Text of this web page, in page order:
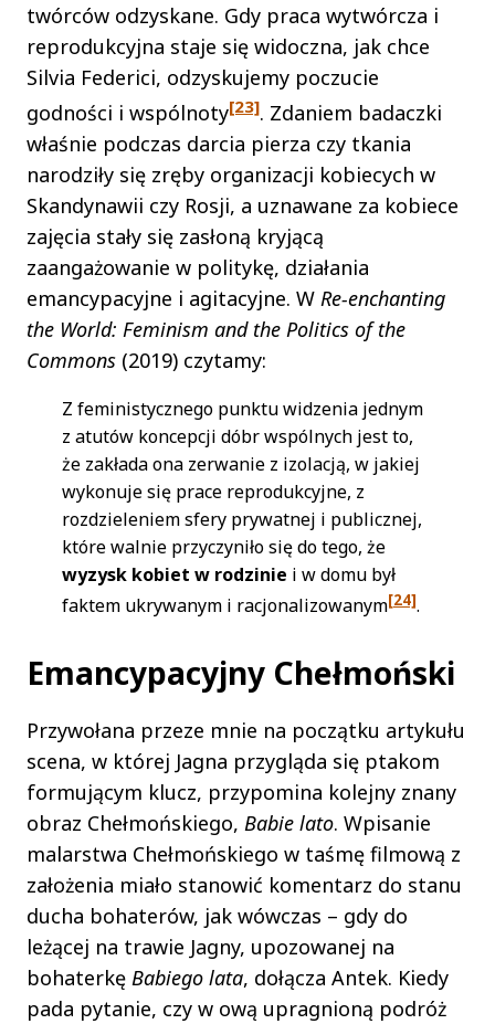
twórców odzyskane. Gdy praca wytwórcza i
reprodukcyjna staje się widoczna, jak chce
Silvia Federici, odzyskujemy poczucie
godności i wspólnoty[23]. Zdaniem badaczki
właśnie podczas darcia pierza czy tkania
narodziły się zręby organizacji kobiecych w
Skandynawii czy Rosji, a uznawane za kobiece
zajęcia stały się zasłoną kryjącą
zaangażowanie w politykę, działania
emancypacyjne i agitacyjne. W Re-enchanting
the World: Feminism and the Politics of the
Commons (2019) czytamy:
Z feministycznego punktu widzenia jednym
z atutów koncepcji dóbr wspólnych jest to,
że zakłada ona zerwanie z izolacją, w jakiej
wykonuje się prace reprodukcyjne, z
rozdzieleniem sfery prywatnej i publicznej,
które walnie przyczyniło się do tego, że
wyzysk kobiet w rodzinie i w domu był
faktem ukrywanym i racjonalizowanym[24].
Emancypacyjny Chełmoński
Przywołana przeze mnie na początku artykułu
scena, w której Jagna przygląda się ptakom
formującym klucz, przypomina kolejny znany
obraz Chełmońskiego, Babie lato. Wpisanie
malarstwa Chełmońskiego w taśmę filmową z
założenia miało stanowić komentarz do stanu
ducha bohaterów, jak wówczas – gdy do
leżącej na trawie Jagny, upozowanej na
bohaterkę Babiego lata, dołącza Antek. Kiedy
pada pytanie, czy w ową upragnioną podróż